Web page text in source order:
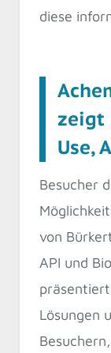
diese
zeigt
Use,
Besucher
von
API und
Lösungen